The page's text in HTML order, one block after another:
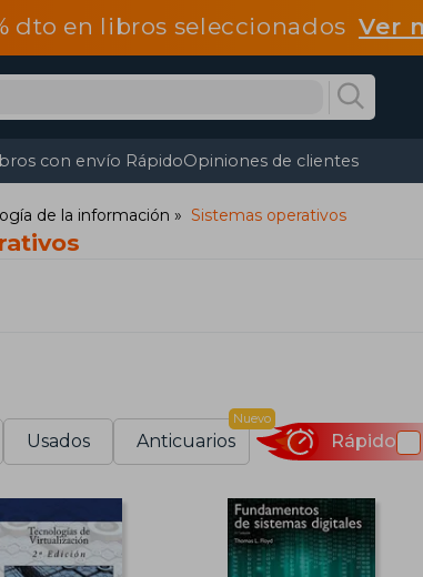
dto en libros seleccionadosVer
con envío RápidoOpiniones de clientes
de la información Sistemas operativos
Usados Anticuarios
Nuevo
Rápido